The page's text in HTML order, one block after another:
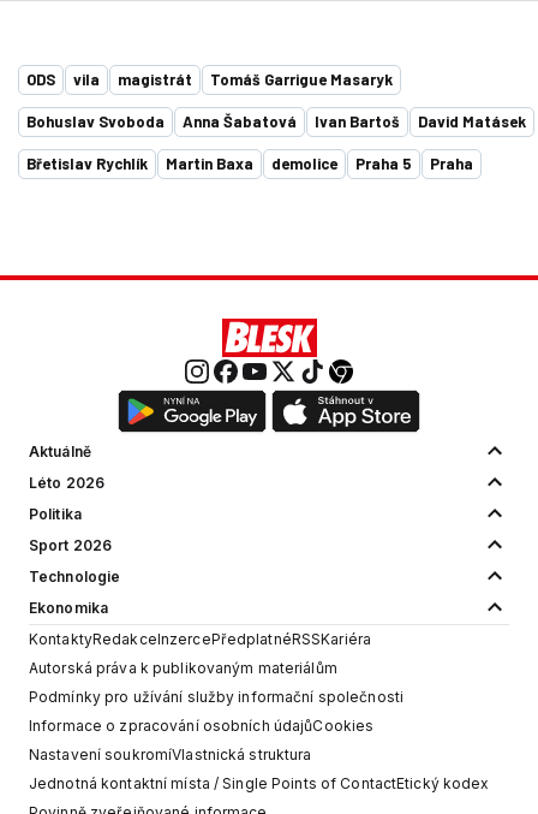
ODS vila magistrát Tomáš Garrigue Masaryk
Bohuslav Svoboda Anna Šabatová Ivan Bartoš David Matásek
Břetislav Rychlík Martin Baxa demolice Praha 5 Praha
Aktuálně
Léto 2026
Politika
Sport 2026
Technologie
Ekonomika
KontaktyRedakceInzercePředplatnéRSSKariéra
Autorská práva k publikovaným materiálům
Podmínky pro užívání služby informační společnosti
Informace o zpracování osobních údajůCookies
Nastavení soukromíVlastnická struktura
Jednotná kontaktní místa / Single Points of ContactEtický kodex